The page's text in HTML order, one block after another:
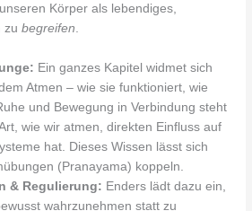
Körper als lebendiges,
zubegreifen
Ein ganzes Kapitel widmet sich
Atmen – wie sie funktioniert, wie
und Bewegung in Verbindung steht
wie wir atmen, direkten Einfluss auf
hat. Dieses Wissen lässt sich
(Pranayama) koppeln.
& Regulierung: Enders lädt dazu ein,
wahrzunehmen statt zu